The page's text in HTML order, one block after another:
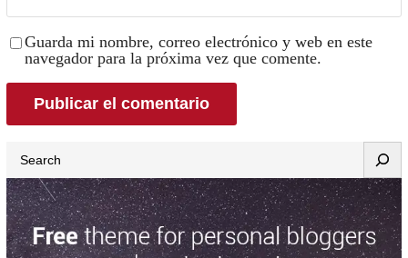
Guarda mi nombre, correo electrónico y web en este
navegador para la próxima vez que comente.